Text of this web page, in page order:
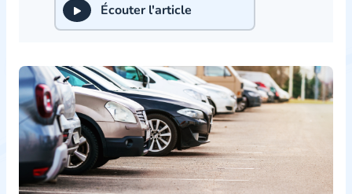
Écouter l'article